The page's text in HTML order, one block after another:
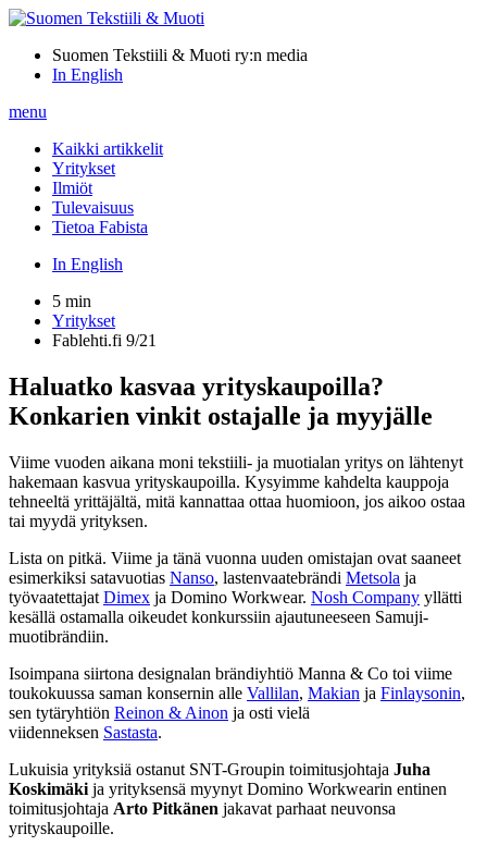
Suomen Tekstiili & Muoti ry:n media
In English
menu
Kaikki artikkelit
Yritykset
Ilmiöt
Tulevaisuus
Tietoa Fabista
In English
5 min
Yritykset
Fablehti.fi 9/21
Haluatko kasvaa yrityskaupoilla?
Konkarien vinkit ostajalle ja myyjälle
Viime vuoden aikana moni tekstiili- ja muotialan yritys on lähtenyt
hakemaan kasvua yrityskaupoilla. Kysyimme kahdelta kauppoja
tehneeltä yrittäjältä, mitä kannattaa ottaa huomioon, jos aikoo ostaa
tai myydä yrityksen.
Lista on pitkä. Viime ja tänä vuonna uuden omistajan ovat saaneet
esimerkiksi satavuotias Nanso, lastenvaatebrändi Metsola ja
työvaatettajat Dimex ja Domino Workwear. Nosh Company yllätti
kesällä ostamalla oikeudet konkurssiin ajautuneeseen Samuji-
muotibrändiin.
Isoimpana siirtona designalan brändiyhtiö Manna & Co toi viime
toukokuussa saman konsernin alle Vallilan, Makian ja Finlaysonin,
sen tytäryhtiön Reinon & Ainon ja osti vielä
viidenneksen Sastasta.
Lukuisia yrityksiä ostanut SNT-Groupin toimitusjohtaja Juha
Koskimäki ja yrityksensä myynyt Domino Workwearin entinen
toimitusjohtaja Arto Pitkänen jakavat parhaat neuvonsa
yrityskaupoille.